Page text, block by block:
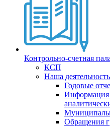
Контрольно-счетная
КСП
Наша деятельность
Годовые
Информация
Обращения